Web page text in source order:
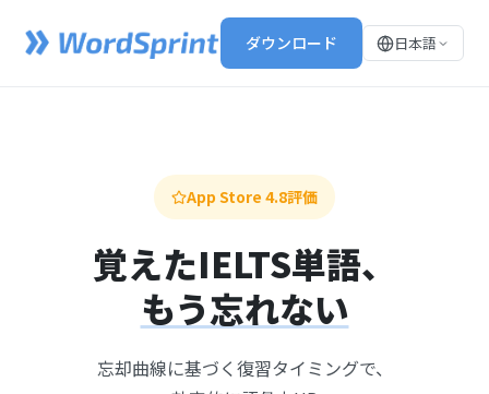
ダウンロード 日本語
App Store 4.8評価
覚えたIELTS単語、
もう忘れない
忘却曲線に基づく復習タイミングで、